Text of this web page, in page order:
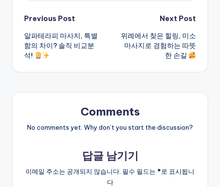
Post
navigation
Previous Post
알파테라피 마사지, 특별
함의 차이? 솔직 비교분
석!
Next Post
위례에서 찾은 힐링, 미소
마사지로 경험하는 따뜻
한 손길
Comments
No comments yet. Why don’t you start the discussion?
답글 남기기
이메일 주소는 공개되지 않습니다. 필수 필드는 *로 표시됩니
다